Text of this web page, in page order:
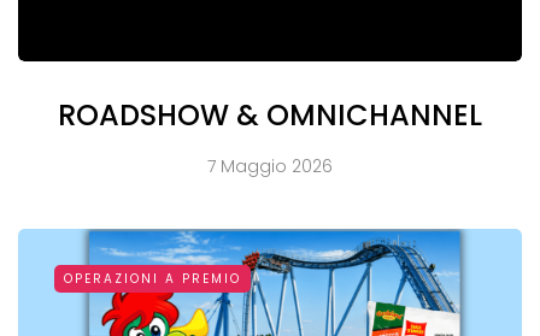
ROADSHOW & OMNICHANNEL
7 Maggio 2026
OPERAZIONI A PREMIO